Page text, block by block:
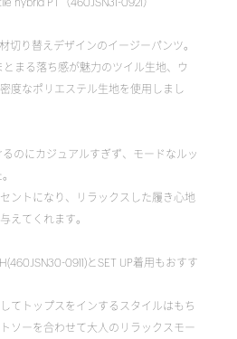
hybrid PT（460JSN31-0921）
切り替えデザインのイージーパンツ。
まる落ち感が魅力のツイル生地、ウ
度なポリエステル生地を使用しまし
のにカジュアルすぎず、モードなルッ
ントになり、リラックスした履き心地
えてくれます。
0911)とSET UP着用もおすす
てトップスをインするスタイルはもち
ソーを合わせて大人のリラックスモー